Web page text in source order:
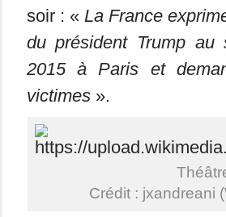
soir : « La France
du président Trump
2015 à Paris et
victimes ».
Crédit : jxandreani